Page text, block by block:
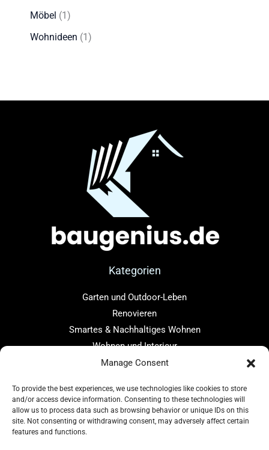
Manage Consent
To provide the best experiences, we use technologies like cookies to store
and/or access device information. Consenting to these technologies will
allow us to process data such as browsing behavior or unique IDs on this
site. Not consenting or withdrawing consent, may adversely affect certain
features and functions.
Möbel (1)
Wohnideen (1)
Kategorien
Garten und Outdoor-Leben
Renovieren
Smartes & Nachhaltiges Wohnen
Wohnen und Interieur
Links
Home
Über uns
Blog